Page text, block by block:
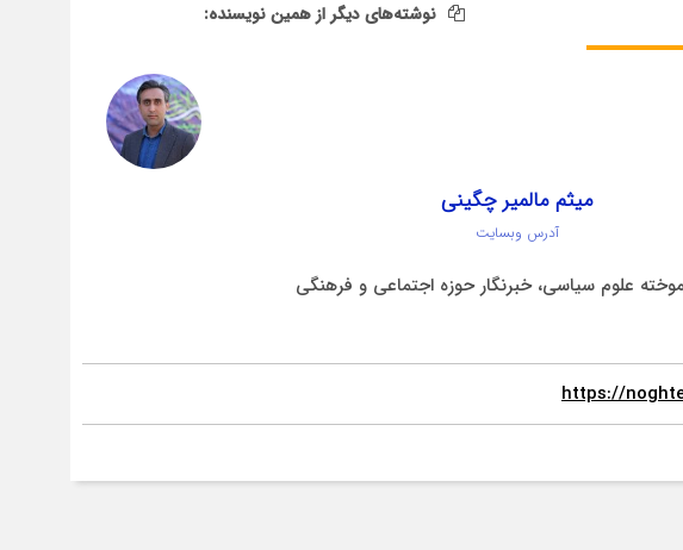
نوشته‌های دیگر از همین نویسنده:
میثم مالمیر چگینی
آدرس وبسایت
علوم سیاسی، خبرنگار حوزه اجتماعی و فرهنگی
https://